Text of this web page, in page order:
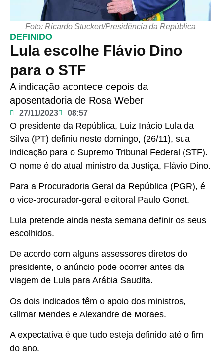
Foto: Ricardo Stuckert/Presidência da República
DEFINIDO
Lula escolhe Flávio Dino
para o STF
A indicação acontece depois da
aposentadoria de Rosa Weber
27/11/2023 08:57
O presidente da República, Luiz Inácio Lula da
Silva (PT) definiu neste domingo, (26/11), sua
indicação para o Supremo Tribunal Federal (STF).
O nome é do atual ministro da Justiça, Flávio Dino.
Para a Procuradoria Geral da República (PGR), é
o vice-procurador-geral eleitoral Paulo Gonet.
Lula pretende ainda nesta semana definir os seus
escolhidos.
De acordo com alguns assessores diretos do
presidente, o anúncio pode ocorrer antes da
viagem de Lula para Arábia Saudita.
Os dois indicados têm o apoio dos ministros,
Gilmar Mendes e Alexandre de Moraes.
A expectativa é que tudo esteja definido até o fim
do ano.